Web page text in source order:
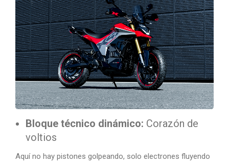
Bloque técnico dinámico: Corazón de
voltios
Aquí no hay pistones golpeando, solo electrones fluyendo